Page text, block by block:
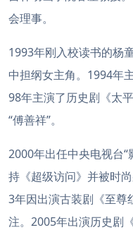
会理事。
1993年刚入校读书的杨
中担纲女主角。1994年
98年主演了历史剧《太
“傅善祥”。
2000年出任中央电视台
持《超级访问》并被时
3年因出演古装剧《至尊
注。2005年出演历史剧